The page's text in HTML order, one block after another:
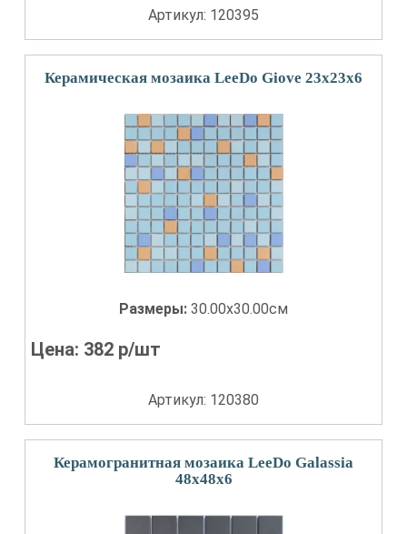
Артикул: 120395
Керамическая мозаика LeeDo Giove 23x23x6
Размеры: 30.00x30.00см
Цена: 382 р/шт
Артикул: 120380
Керамогранитная мозаика LeeDo Galassia
48x48x6